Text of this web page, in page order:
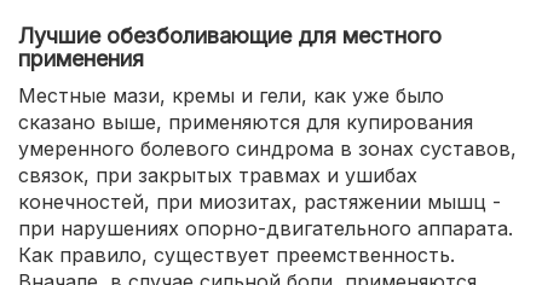
Лучшие обезболивающие для местного
применения
Местные мази, кремы и гели, как уже было
сказано выше, применяются для купирования
умеренного болевого синдрома в зонах суставов,
связок, при закрытых травмах и ушибах
конечностей, при миозитах, растяжении мышц -
при нарушениях опорно-двигательного аппарата.
Как правило, существует преемственность.